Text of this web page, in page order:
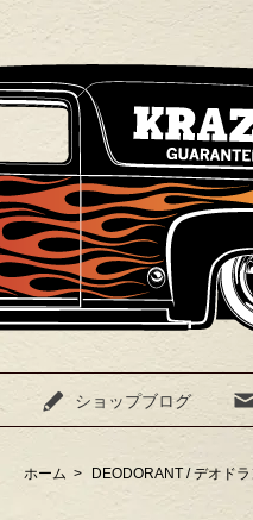
ショップブログ
ホーム > DEODORANT / デオドラ